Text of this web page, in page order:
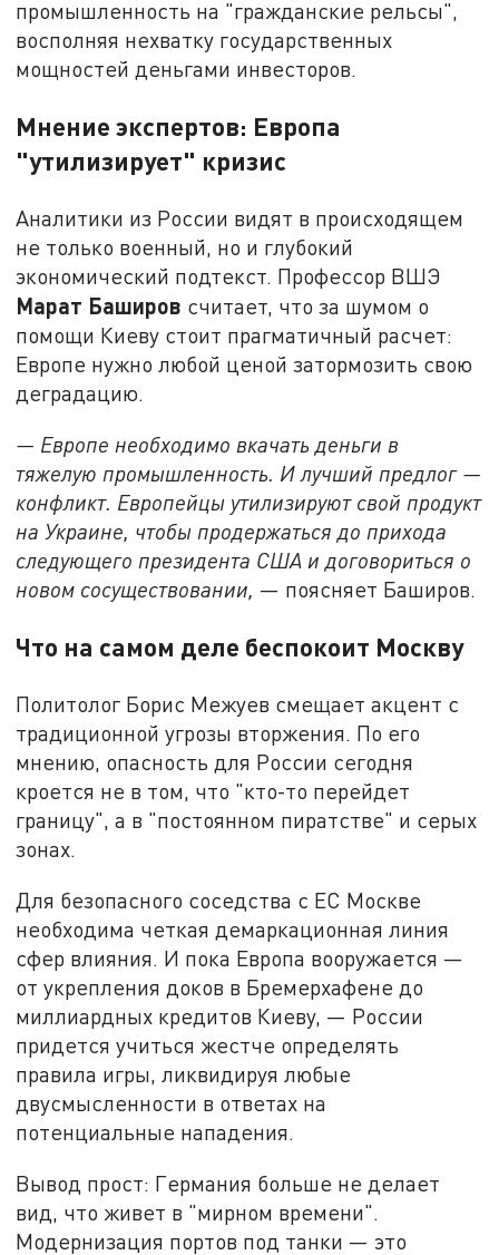
промышленность на "гражданские рельсы",
восполняя нехватку государственных
мощностей деньгами инвесторов.
Мнение экспертов: Европа
"утилизирует" кризис
Аналитики из России видят в происходящем
не только военный, но и глубокий
экономический подтекст. Профессор ВШЭ
Марат Баширов считает, что за шумом о
помощи Киеву стоит прагматичный расчет:
Европе нужно любой ценой затормозить свою
деградацию.
— Европе необходимо вкачать деньги в
тяжелую промышленность. И лучший предлог —
конфликт. Европейцы утилизируют свой продукт
на Украине, чтобы продержаться до прихода
следующего президента США и договориться о
новом сосуществовании, — поясняет Баширов.
Что на самом деле беспокоит Москву
Политолог Борис Межуев смещает акцент с
традиционной угрозы вторжения. По его
мнению, опасность для России сегодня
кроется не в том, что "кто-то перейдет
границу", а в "постоянном пиратстве" и серых
зонах.
Для безопасного соседства с ЕС Москве
необходима четкая демаркационная линия
сфер влияния. И пока Европа вооружается —
от укрепления доков в Бремерхафене до
миллиардных кредитов Киеву, — России
придется учиться жестче определять
правила игры, ликвидируя любые
двусмысленности в ответах на
потенциальные нападения.
Вывод прост: Германия больше не делает
вид, что живет в "мирном времени".
Модернизация портов под танки — это